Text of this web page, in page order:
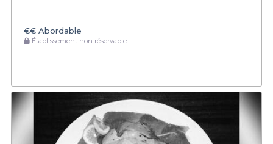
€€ Abordable
Établissement non réservable